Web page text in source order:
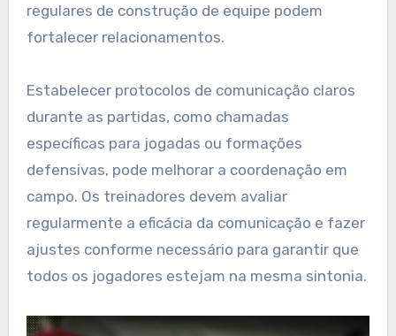
regulares de construção de equipe podem
fortalecer relacionamentos.
Estabelecer protocolos de comunicação claros
durante as partidas, como chamadas
específicas para jogadas ou formações
defensivas, pode melhorar a coordenação em
campo. Os treinadores devem avaliar
regularmente a eficácia da comunicação e fazer
ajustes conforme necessário para garantir que
todos os jogadores estejam na mesma sintonia.